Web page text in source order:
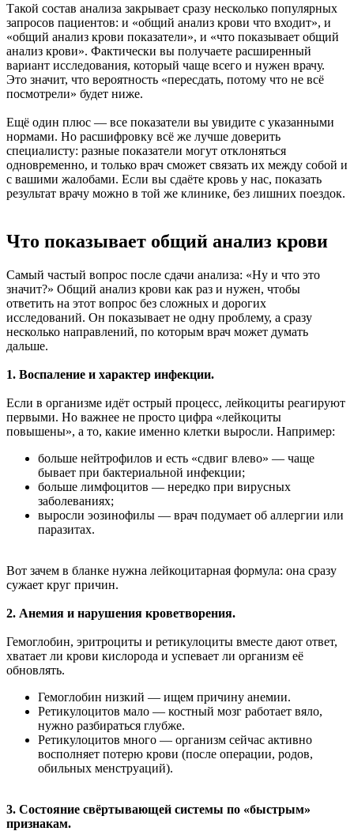
Такой состав анализа закрывает сразу несколько популярных
запросов пациентов: и «общий анализ крови что входит», и
«общий анализ крови показатели», и «что показывает общий
анализ крови». Фактически вы получаете расширенный
вариант исследования, который чаще всего и нужен врачу.
Это значит, что вероятность «пересдать, потому что не всё
посмотрели» будет ниже.
Ещё один плюс — все показатели вы увидите с указанными
нормами. Но расшифровку всё же лучше доверить
специалисту: разные показатели могут отклоняться
одновременно, и только врач сможет связать их между собой и
с вашими жалобами. Если вы сдаёте кровь у нас, показать
результат врачу можно в той же клинике, без лишних поездок.
Что показывает общий анализ крови
Самый частый вопрос после сдачи анализа: «Ну и что это
значит?» Общий анализ крови как раз и нужен, чтобы
ответить на этот вопрос без сложных и дорогих
исследований. Он показывает не одну проблему, а сразу
несколько направлений, по которым врач может думать
дальше.
1. Воспаление и характер инфекции.
Если в организме идёт острый процесс, лейкоциты реагируют
первыми. Но важнее не просто цифра «лейкоциты
повышены», а то, какие именно клетки выросли. Например:
больше нейтрофилов и есть «сдвиг влево» — чаще
бывает при бактериальной инфекции;
больше лимфоцитов — нередко при вирусных
заболеваниях;
выросли эозинофилы — врач подумает об аллергии или
паразитах.
Вот зачем в бланке нужна лейкоцитарная формула: она сразу
сужает круг причин.
2. Анемия и нарушения кроветворения.
Гемоглобин, эритроциты и ретикулоциты вместе дают ответ,
хватает ли крови кислорода и успевает ли организм её
обновлять.
Гемоглобин низкий — ищем причину анемии.
Ретикулоцитов мало — костный мозг работает вяло,
нужно разбираться глубже.
Ретикулоцитов много — организм сейчас активно
восполняет потерю крови (после операции, родов,
обильных менструаций).
3. Состояние свёртывающей системы по «быстрым»
признакам.